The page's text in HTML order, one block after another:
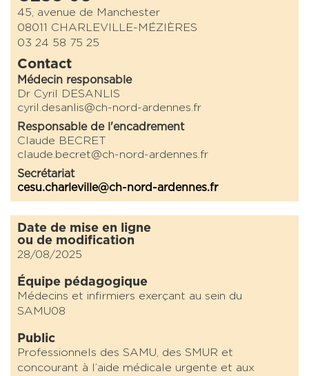
45, avenue de Manchester
08011 CHARLEVILLE-MÉZIÈRES
03 24 58 75 25
Contact
Médecin responsable
Dr Cyril DESANLIS
cyril.desanlis@ch-nord-ardennes.fr
Responsable de l'encadrement
Claude BECRET
claude.becret@ch-nord-ardennes.fr
Secrétariat
cesu.charleville@ch-nord-ardennes.fr
Date de mise en ligne
ou de modification
28/08/2025
Équipe pédagogique
Médecins et infirmiers exerçant au sein du
SAMU08
Public
Professionnels des SAMU, des SMUR et
concourant à l’aide médicale urgente et aux